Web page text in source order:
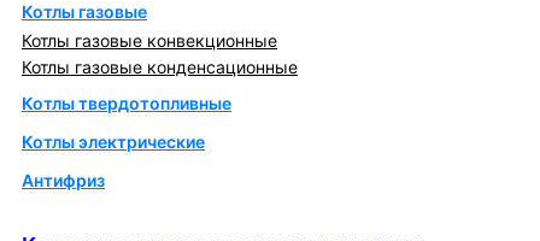
Котлы газовые
Котлы газовые конвекционные
Котлы газовые конденсационные
Котлы твердотопливные
Котлы электрические
Антифриз